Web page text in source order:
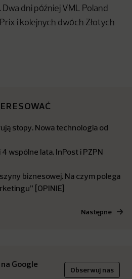
. Dwa dni później VML Poland
i kolejnych dwóch Złotych
stopy. Nowa technologia od
wspólne lata. InPost i PZPN
biznesowej. Na czym polega
[OPINIE]
Następne
Google
Obserwuj nas